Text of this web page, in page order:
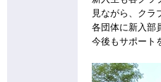
見ながら、クラ
各団体に新入部
今後もサポート